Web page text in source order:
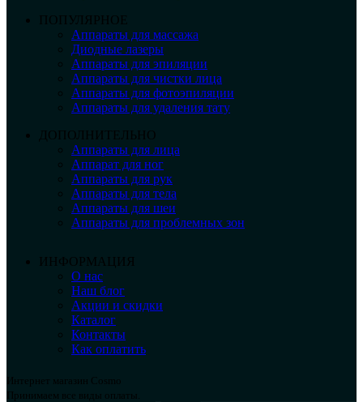
ПОПУЛЯРНОЕ
Аппараты для массажа
Диодные лазеры
Аппараты для эпиляции
Аппараты для чистки лица
Аппараты для фотоэпиляции
Аппараты для удаления тату
ДОПОЛНИТЕЛЬНО
Аппараты для лица
Аппарат для ног
Аппараты для рук
Аппараты для тела
Аппараты для шеи
Аппараты для проблемных зон
ИНФОРМАЦИЯ
О нас
Наш блог
Акции и скидки
Каталог
Контакты
Как оплатить
Интернет магазин Cosmo
Принимаем все виды оплаты.